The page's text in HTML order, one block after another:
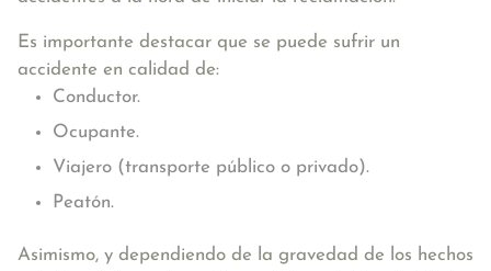
Es importante destacar que se puede sufrir un
accidente en calidad de:
Conductor.
Ocupante.
Viajero (transporte público o privado).
Peatón.
Asimismo, y dependiendo de la gravedad de los hechos